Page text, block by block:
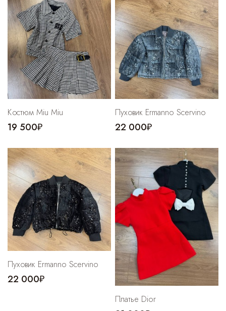
Костюм Miu Miu
19 500₽
Пуховик Ermanno Scervino
22 000₽
Пуховик Ermanno Scervino
22 000₽
Платье Dior